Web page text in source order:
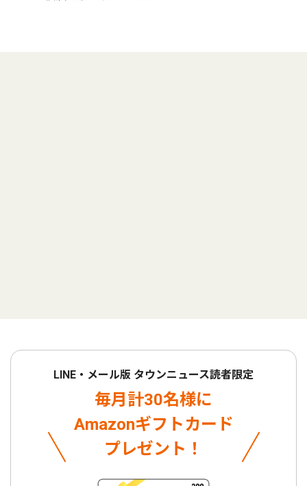
LINE・メール版 タウンニュース読者限定
毎月計30名様に
Amazonギフトカード
プレゼント！